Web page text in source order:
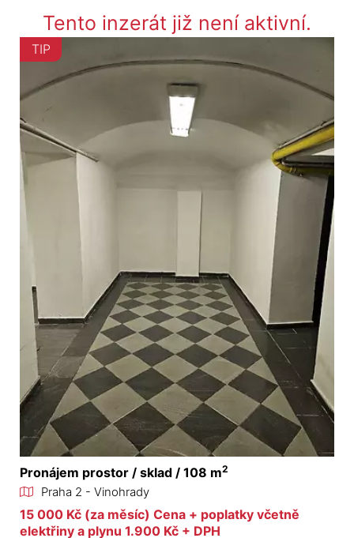
Tento inzerát již není aktivní.
TIP
Pronájem prostor / sklad / 108 m2
Praha 2 - Vinohrady
15 000 Kč (za měsíc) Cena + poplatky včetně
elektřiny a plynu 1.900 Kč + DPH